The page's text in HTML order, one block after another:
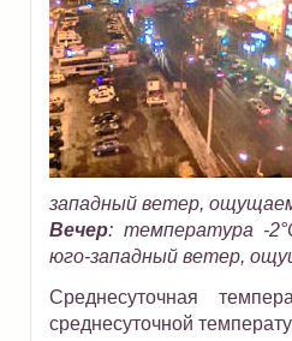
западный ветер,
Вечер: температура -
юго-западный ветер,
Среднесуточная
среднесуточной